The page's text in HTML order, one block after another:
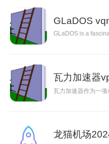
GLaDOS
GLaDOS is a
瓦力加速器
瓦力加速器作为一
龙猫机场